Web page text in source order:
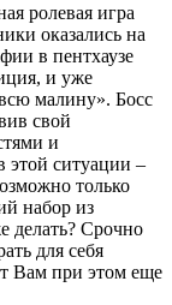
ролевая игра
оказались на
в пентхаузе
и уже
малину». Босс
свой
и
этой ситуации –
только
набор из
делать? Срочно
для себя
Вам при этом еще